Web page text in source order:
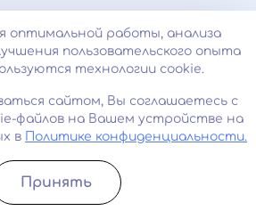
оптимальной работы, анализа
пользовательского опыта
технологии cookie.
сайтом, Вы соглашаетесь с
файлов на Вашем устройстве на
в
Политике конфиденциальности.
Принять